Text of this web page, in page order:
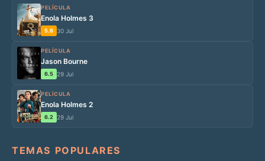
PELÍCULA
Enola Holmes 3
5.6 30 Jul
PELÍCULA
Jason Bourne
6.5 29 Jul
PELÍCULA
Enola Holmes 2
6.2 29 Jul
TEMAS POPULARES